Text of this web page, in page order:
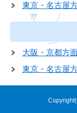
東京・名古屋
大阪・京都方
東京・名古屋